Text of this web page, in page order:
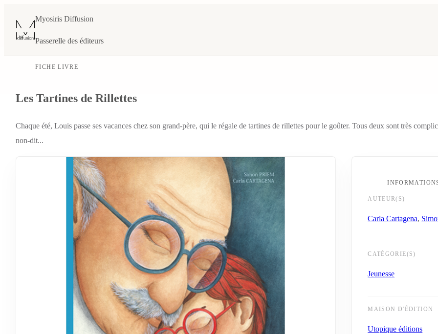
Myosiris Diffusion
Passerelle des éditeurs
FICHE LIVRE
Les Tartines de Rillettes
Chaque été, Louis passe ses vacances chez son grand-père, qui le régale de tartines de rillettes pour le goûter. Tous deux sont très
non-dit...
AUTEUR(S)
Carla Cartagena,
CATÉGORIE(S)
Jeunesse
MAISON D'ÉDITION
Utopique éditions